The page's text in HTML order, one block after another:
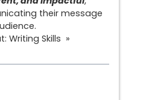
their message
Writing Skills »